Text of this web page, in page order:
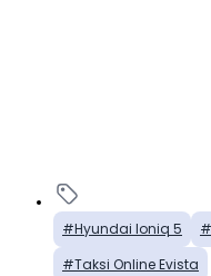
Hyundai Ioniq 5
Taksi Online Evista